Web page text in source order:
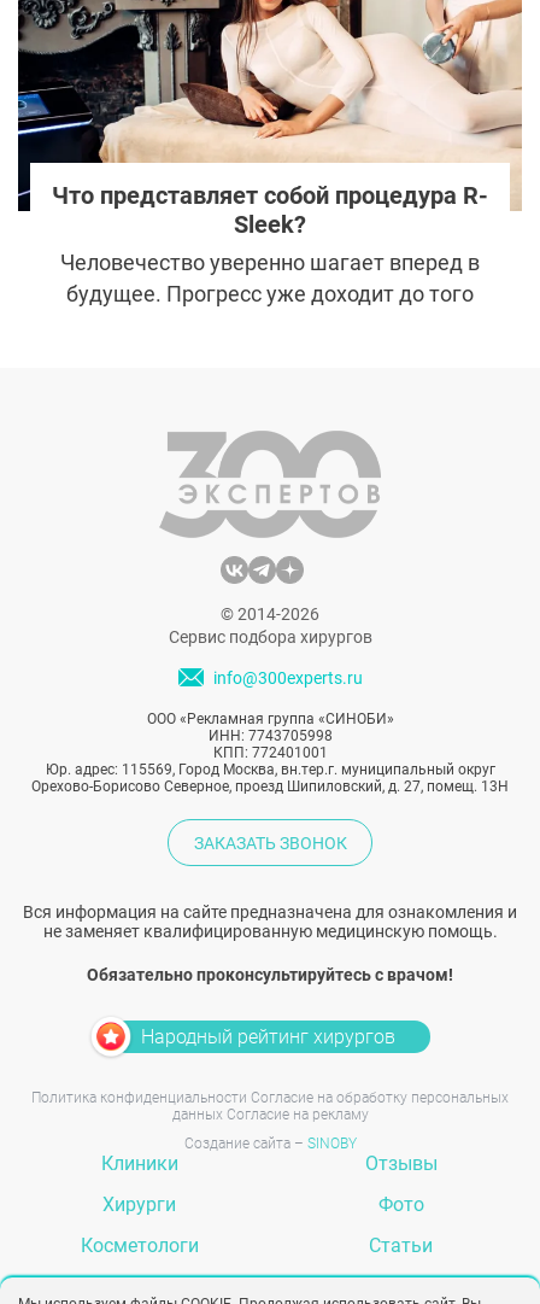
Что представляет собой процедура R-
Sleek?
Человечество уверенно шагает вперед в
будущее. Прогресс уже доходит до того
повсеместное облегчение существования
человека, но есть и обратная сторона:
малоподвижный образ жизни и нарушение
режима дня.
© 2014-2026
Сервис подбора хирургов
info@300experts.ru
ООО «Рекламная группа «СИНОБИ»
ИНН: 7743705998
КПП: 772401001
Юр. адрес: 115569, Город Москва, вн.тер.г. муниципальный округ
Орехово-Борисово Северное, проезд Шипиловский, д. 27, помещ. 13Н
ЗАКАЗАТЬ ЗВОНОК
Вся информация на сайте предназначена для ознакомления и
не заменяет квалифицированную медицинскую помощь.
Обязательно проконсультируйтесь с врачом!
Народный рейтинг хирургов
Политика конфиденциальности Согласие на обработку персональных
данных Согласие на рекламу
Создание сайта – SINOBY
Клиники
Хирурги
Косметологи
Отзывы
Фото
Статьи